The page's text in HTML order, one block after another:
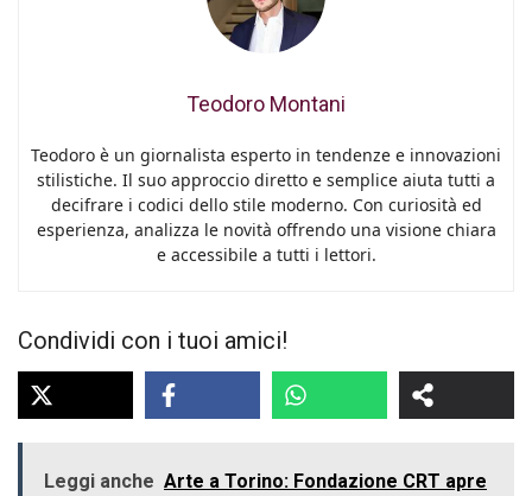
Teodoro Montani
Teodoro è un giornalista esperto in tendenze e innovazioni
stilistiche. Il suo approccio diretto e semplice aiuta tutti a
decifrare i codici dello stile moderno. Con curiosità ed
esperienza, analizza le novità offrendo una visione chiara
e accessibile a tutti i lettori.
Condividi con i tuoi amici!
Leggi anche Arte a Torino: Fondazione CRT apre